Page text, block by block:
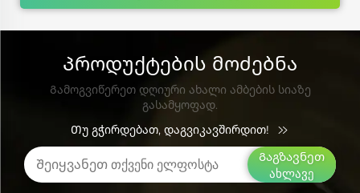
Პროდუქტების მოძებნა
Გამოგვიწერეთ დღიური ახალი ამბების სიაზე
გასამყოფად.
Თუ გჭირდებათ, დაგვიკავშირდით!
Გაგზავნეთ
ახლავე